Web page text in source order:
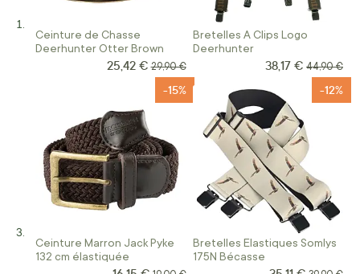
Ceinture de Chasse
Deerhunter Otter Brown
Prix Spécial
25,42 € Prix normal
29,90 €
Bretelles A Clips Logo
Deerhunter
Prix Spécial
38,17 € Prix
44,90 €
Ceinture Marron Jack Pyke
132 cm élastiquée
-15%
Bretelles Elastiques Somlys
175N Bécasse
-12%